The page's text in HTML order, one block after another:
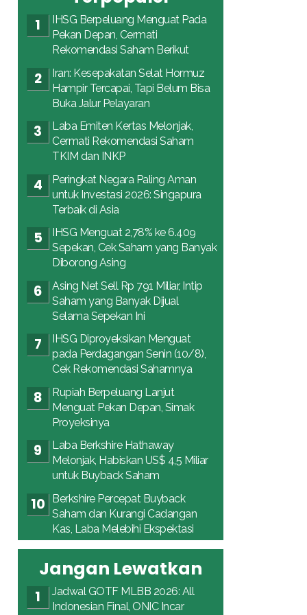
IHSG Berpeluang Menguat Pada
Pekan Depan, Cermati
Rekomendasi Saham Berikut
Iran: Kesepakatan Selat Hormuz
Hampir Tercapai, Tapi Belum Bisa
Buka Jalur Pelayaran
Laba Emiten Kertas Melonjak,
Cermati Rekomendasi Saham
TKIM dan INKP
Peringkat Negara Paling Aman
untuk Investasi 2026: Singapura
Terbaik di Asia
IHSG Menguat 2,78% ke 6.409
Sepekan, Cek Saham yang Banyak
Diborong Asing
Asing Net Sell Rp 791 Miliar, Intip
Saham yang Banyak Dijual
Selama Sepekan Ini
IHSG Diproyeksikan Menguat
pada Perdagangan Senin (10/8),
Cek Rekomendasi Sahamnya
Rupiah Berpeluang Lanjut
Menguat Pekan Depan, Simak
Proyeksinya
Laba Berkshire Hathaway
Melonjak, Habiskan US$ 4,5 Miliar
untuk Buyback Saham
Berkshire Percepat Buyback
Saham dan Kurangi Cadangan
Kas, Laba Melebihi Ekspektasi
Jangan Lewatkan
Jadwal GOTF MLBB 2026: All
Indonesian Final, ONIC Incar